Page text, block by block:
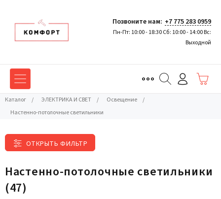
Позвоните нам: +7 775 283 0959
Пн-Пт: 10:00 - 18:30 Сб: 10:00 - 14:00 Вс:
Выходной
Каталог / ЭЛЕКТРИКА И СВЕТ / Освещение
/
Настенно-потолочные светильники
ОТКРЫТЬ ФИЛЬТР
Настенно-потолочные светильники
(47)